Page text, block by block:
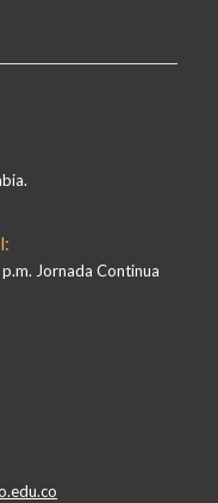
Jornada Continua